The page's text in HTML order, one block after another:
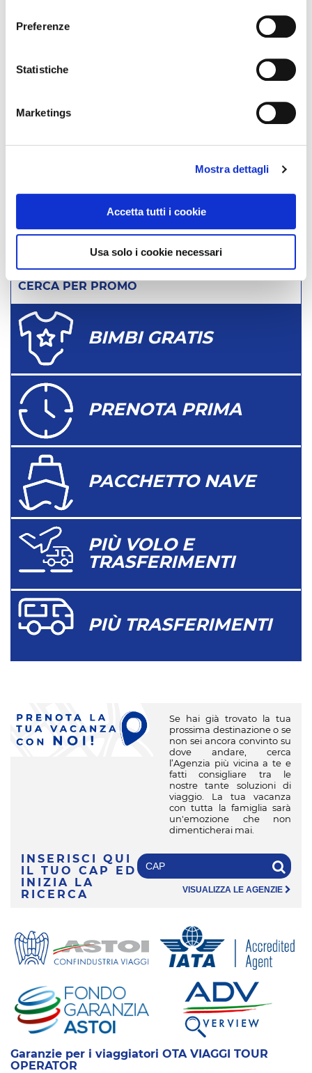
Preferenze
Statistiche
Marketings
Mostra dettagli
Accetta tutti i cookie
Usa solo i cookie necessari
Tutte
Calabria
Sardegna
Veneto
CERCA PER PROMO
BIMBI GRATIS
PRENOTA PRIMA
PACCHETTO NAVE
PIÙ VOLO E
TRASFERIMENTI
PIÙ TRASFERIMENTI
Se hai già trovato la tua
prossima destinazione o se
non sei ancora convinto su
dove andare, cerca
l’Agenzia più vicina a te e
fatti consigliare tra le
nostre tante soluzioni di
viaggio. La tua vacanza
con tutta la famiglia sarà
un'emozione che non
dimenticherai mai.
INSERISCI QUI
IL TUO CAP
ED
INIZIA LA
RICERCA
VISUALIZZA LE AGENZIE
Garanzie per i viaggiatori OTA VIAGGI TOUR
OPERATOR